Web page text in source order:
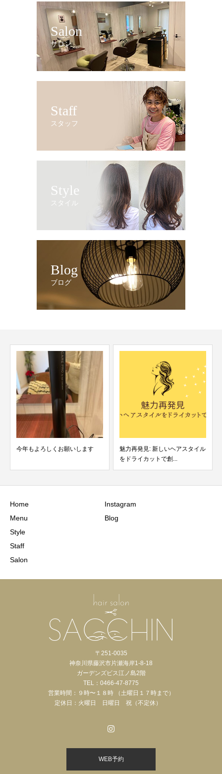
Salon
サロン
Staff
スタッフ
Style
スタイル
Blog
ブログ
今年もよろしくお願いします
魅力再発見: 新しいヘアスタイル
をドライカットで創...
Home
Menu
Style
Staff
Salon
Instagram
Blog
〒251-0035
神奈川県藤沢市片瀬海岸1-8-18
ガーデンズビス江ノ島2階
TEL：0466-47-8775
営業時間：９時〜１８時 （土曜日１７時まで）
定休日：火曜日 日曜日 祝（不定休）
WEB予約